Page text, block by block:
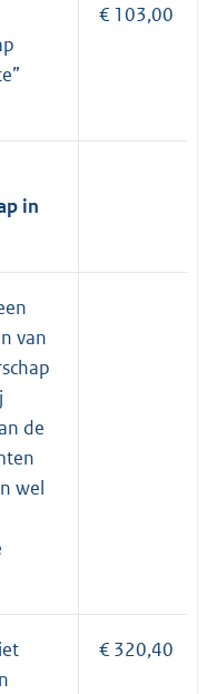
€ 103,00
in
van
de
wel
€ 320,40